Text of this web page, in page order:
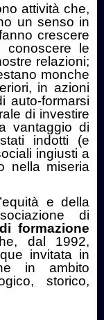
attività che,
un senso in
crescere
conoscere le
relazioni;
monche
in azioni
auto-formarsi
di investire
vantaggio di
indotti (e
ingiusti a
nella miseria
e della
di
formazione
dal 1992,
invitata in
in ambito
storico,